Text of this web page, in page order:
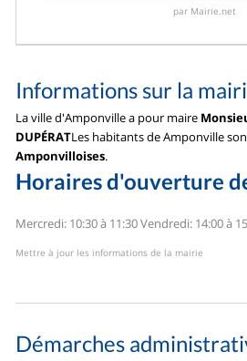
par Mairie.net
Informations sur la
La ville d'Amponville a pour maire
DUPÉRATLes habitants de Amponville
Amponvilloises.
Horaires d'ouverture
Mercredi: 10:30 à 11:30Vendredi: 14:00 à
Mettre à jour les informations de la mairie
Démarches